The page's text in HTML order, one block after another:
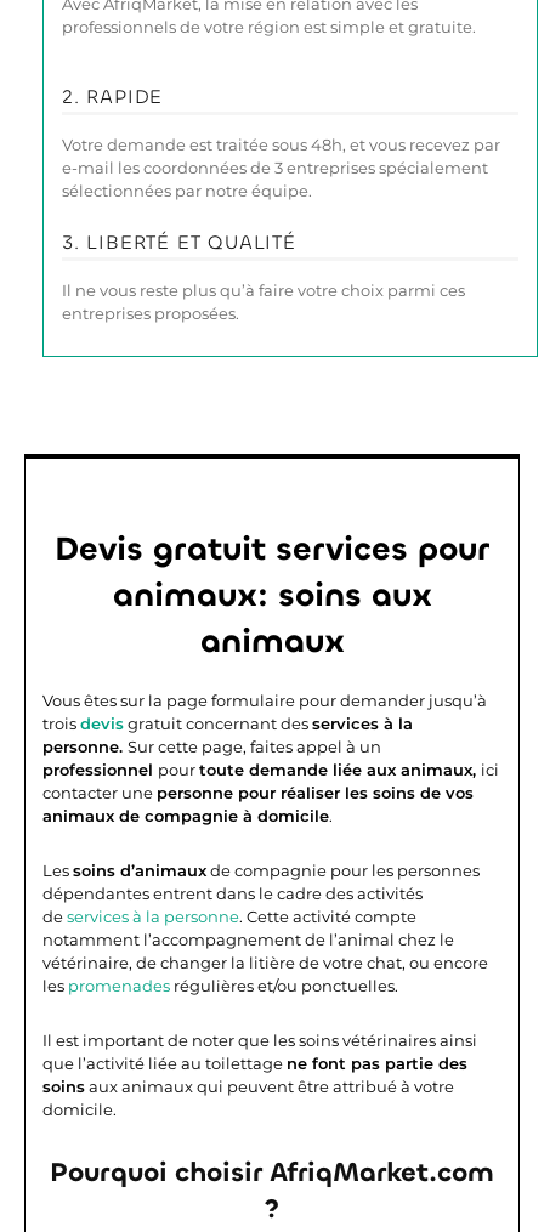
professionnels de votre région est simple et gratuite.
2. RAPIDE
Votre demande est traitée sous 48h, et vous recevez par
e-mail les coordonnées de 3 entreprises spécialement
sélectionnées par notre équipe.
3. LIBERTÉ ET QUALITÉ
Il ne vous reste plus qu’à faire votre choix parmi ces
entreprises proposées.
Devis gratuit services pour
animaux: soins aux
animaux
Vous êtes sur la page formulaire pour demander jusqu’à
troisdevisgratuit concernant desservices à la
personne. Sur cette page, faites appel à un
professionnel pourtoute demande liée aux animaux, ici
contacter une personne pour réaliser les soins de vos
animaux de compagnie à domicile.
Lessoins d’animauxde compagnie pour les personnes
dépendantes entrent dans le cadre des activités
deservices à la personne. Cette activité compte
notamment l’accompagnement de l’animal chez le
vétérinaire, de changer la litière de votre chat, ou encore
les promenades régulières et/ou ponctuelles.
Il est important de noter que les soins vétérinaires ainsi
que l’activité liée au toilettage ne font pas partie des
soinsaux animaux qui peuvent être attribué à votre
domicile.
Pourquoi choisir AfriqMarket.com
?